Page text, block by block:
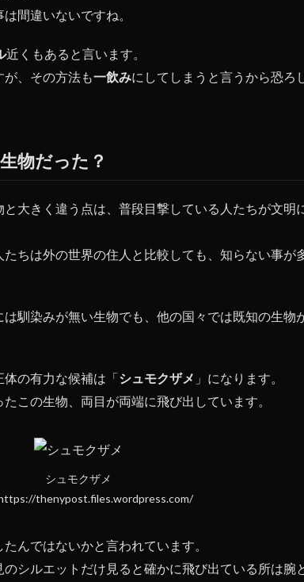
間違いないですね。
近くもあると言います。
が、その方法も一飲みにしてしまうと言うから恐ろ
物だった？
大きく違う点は、普段目撃している人たちが文明
ちは外の世界の住人と比較しても、知らない事が
馴染みが無い生物でも、他の国々では既知の生物
体の有力な候補は「シュモクザメ 」になります。
この生物、両目が両端に飛び出しています。
シュモクザメ
thenypost.files.wordpress.com/
んではないかと言われています。
シルエットだけ見ると確かに飛び出ている所は腕